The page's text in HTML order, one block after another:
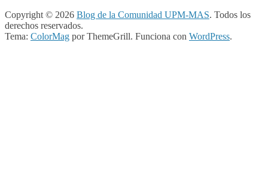
Copyright © 2026 Blog de la Comunidad UPM-MAS. Todos los
derechos reservados.
Tema: ColorMag por ThemeGrill. Funciona con WordPress.